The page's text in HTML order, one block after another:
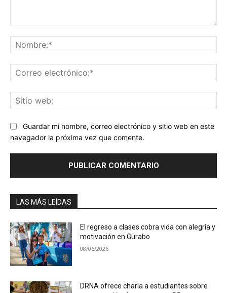
Guardar mi nombre, correo electrónico y sitio web en este
navegador la próxima vez que comente.
LAS MÁS LEÍDAS
El regreso a clases cobra vida con alegría y
motivación en Gurabo
08/06/2026
DRNA ofrece charla a estudiantes sobre